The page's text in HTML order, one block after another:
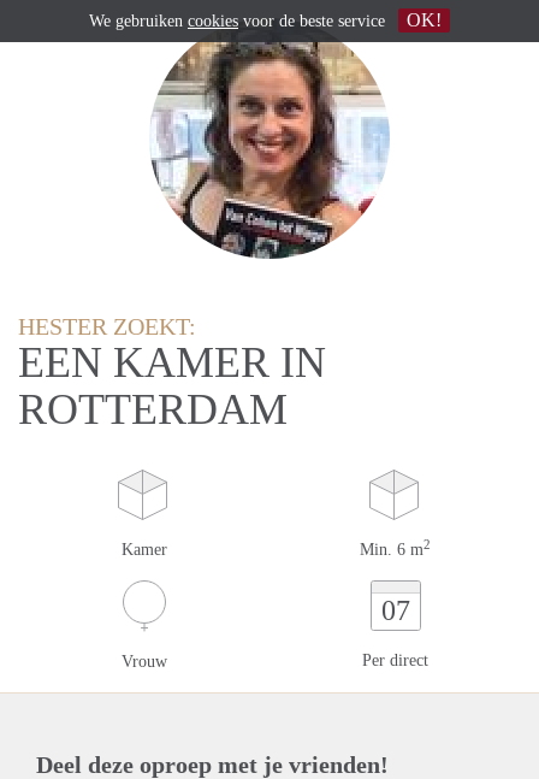
HESTER ZOEKT:
EEN KAMER IN
ROTTERDAM
Kamer Min. 6 m2
Vrouw
07
Per direct
Deel deze oproep met je vrienden!
We gebruiken cookies voor de beste service OK!